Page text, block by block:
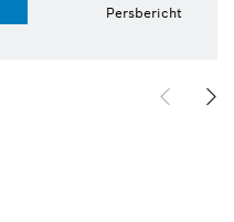
Persbericht